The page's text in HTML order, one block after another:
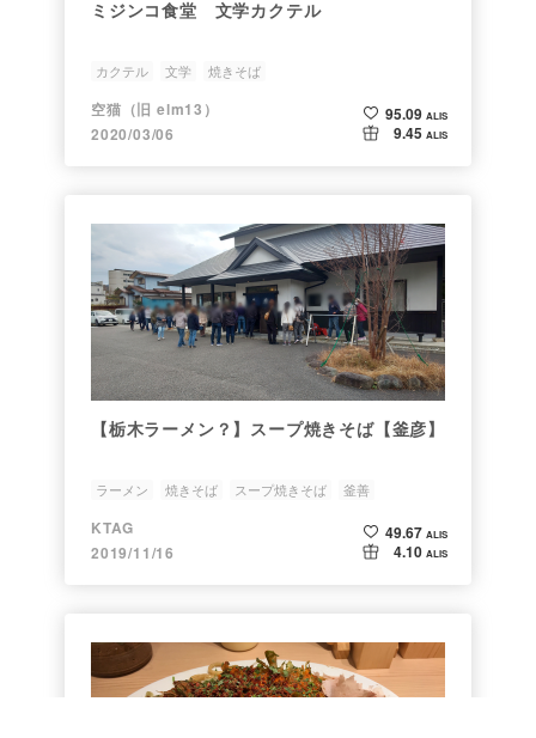
ミジンコ食堂 文学カクテル
カクテル 文学 焼きそば
空猫（旧 elm13）
2020/03/06
95.09 ALIS
9.45 ALIS
【栃木ラーメン？】スープ焼きそば【釜彦】
ラーメン 焼きそば スープ焼きそば 釜善
KTAG
2019/11/16
49.67 ALIS
4.10 ALIS